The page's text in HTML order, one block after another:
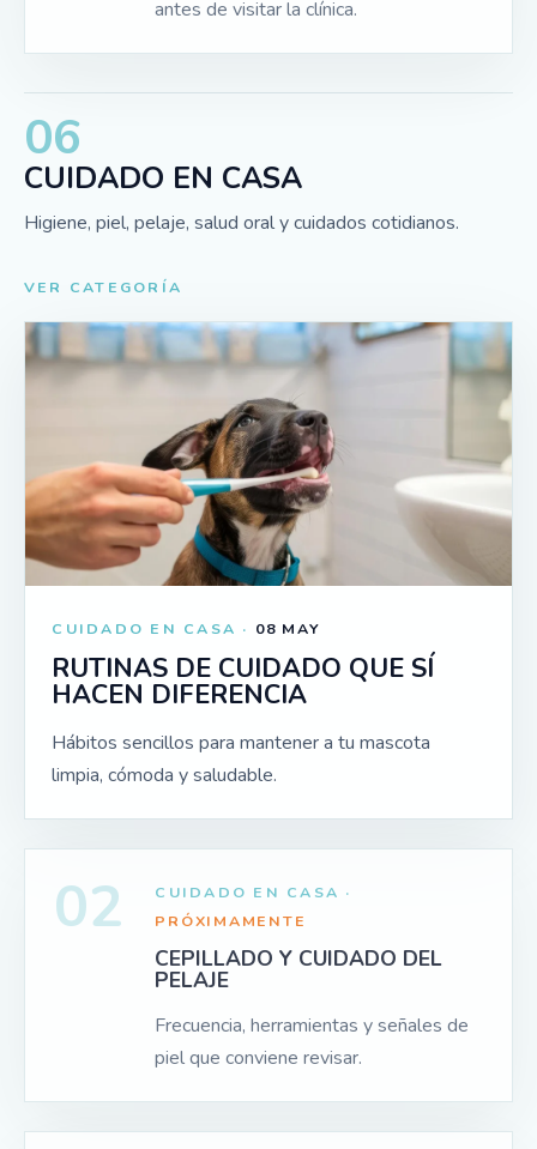
antes de visitar la clínica.
06
CUIDADO EN CASA
Higiene, piel, pelaje, salud oral y cuidados cotidianos.
VER CATEGORÍA
CUIDADO EN CASA · 08 MAY
RUTINAS DE CUIDADO QUE SÍ
HACEN DIFERENCIA
Hábitos sencillos para mantener a tu mascota
limpia, cómoda y saludable.
02
CUIDADO EN CASA ·
PRÓXIMAMENTE
CEPILLADO Y CUIDADO DEL
PELAJE
Frecuencia, herramientas y señales de
piel que conviene revisar.